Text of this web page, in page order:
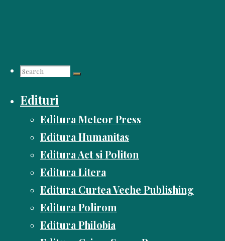
Search
for:
Edituri
Editura Meteor Press
Editura Humanitas
Editura Act si Politon
Editura Litera
Editura Curtea Veche Publishing
Editura Polirom
Editura Philobia